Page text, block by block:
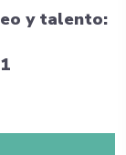
y talento: